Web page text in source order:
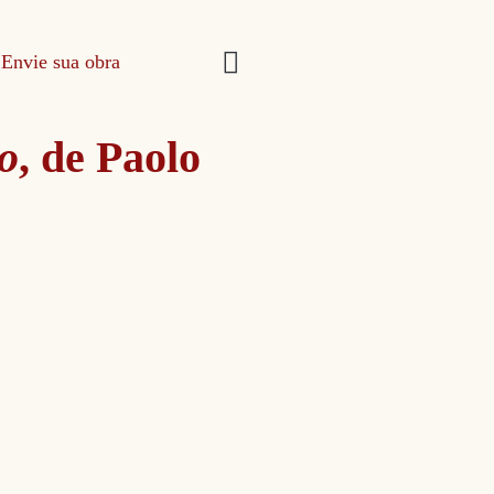
Envie sua obra
, de Paolo